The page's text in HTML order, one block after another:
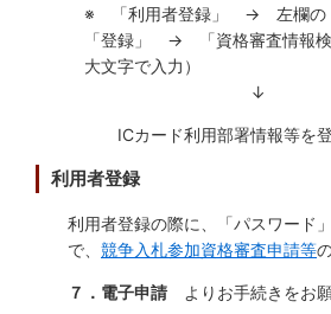
観光情報 市の
行政 教育
農業委員会 議会
※ 「利用者登録」 → 左欄の
「登録」 → 「資格審査情報検
大文字で入力）
↓
ICカード利用部署情報等を
利用者登録
利用者登録の際に、「パスワード
で、 競争入札参加資格審査申請等
７．電子申請 よりお手続きをお